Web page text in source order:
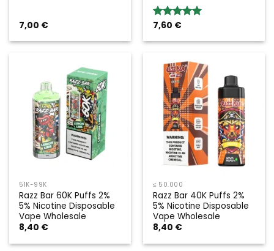
7,00 €
Bewertung:
7,60 €
51K-99K
Razz Bar 60K Puffs 2%
5% Nicotine Disposable
Vape Wholesale
8,40 €
≤ 50.000
Razz Bar 40K Puffs 2%
5% Nicotine Disposable
Vape Wholesale
8,40 €